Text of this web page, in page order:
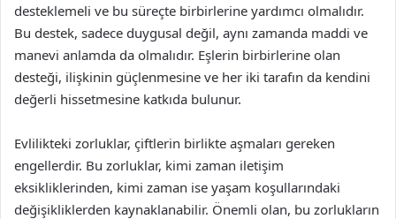
desteklemeli ve bu süreçte birbirlerine yardımcı olmalıdır.
Bu destek, sadece duygusal değil, aynı zamanda maddi ve
manevi anlamda da olmalıdır. Eşlerin birbirlerine olan
desteği, ilişkinin güçlenmesine ve her iki tarafın da kendini
değerli hissetmesine katkıda bulunur.
Evlilikteki zorluklar, çiftlerin birlikte aşmaları gereken
engellerdir. Bu zorluklar, kimi zaman iletişim
eksikliklerinden, kimi zaman ise yaşam koşullarındaki
değişikliklerden kaynaklanabilir. Önemli olan, bu zorlukların